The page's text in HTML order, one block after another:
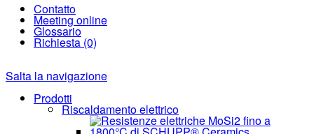
Contatto
Meeting online
Glossario
Richiesta (0)
Salta la navigazione
Prodotti
Riscaldamento elettrico